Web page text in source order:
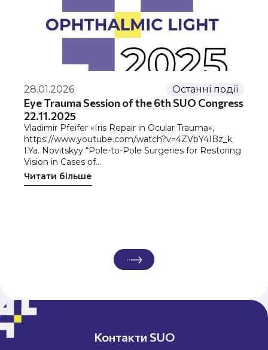
28.01.2026 Останні події
Eye Trauma Session of the 6th SUO Congress
22.11.2025
Vladimir Pfeifer «Iris Repair in Ocular Trauma»,
https://www.youtube.com/watch?v=4ZVbY4IBz_k
I.Ya. Novitskyy “Pole-to-Pole Surgeries for Restoring
Vision in Cases of…
Читати більше
Контакти SUO